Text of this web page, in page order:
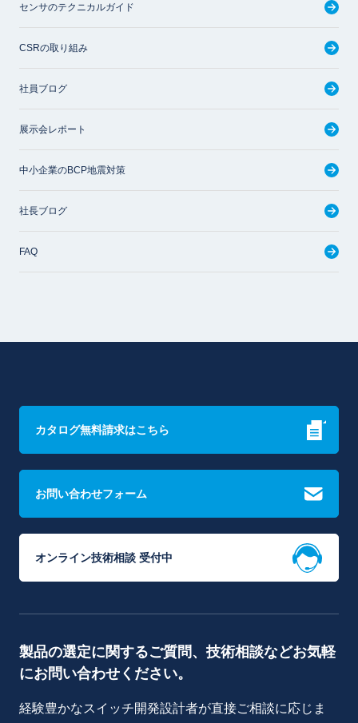
センサのテクニカルガイド
CSRの取り組み
社員ブログ
展示会レポート
中小企業のBCP地震対策
社長ブログ
FAQ
カタログ無料請求はこちら
お問い合わせフォーム
オンライン技術相談 受付中
製品の選定に関するご質問、技術相談などお気軽
にお問い合わせください。
経験豊かなスイッチ開発設計者が直接ご相談に応じま